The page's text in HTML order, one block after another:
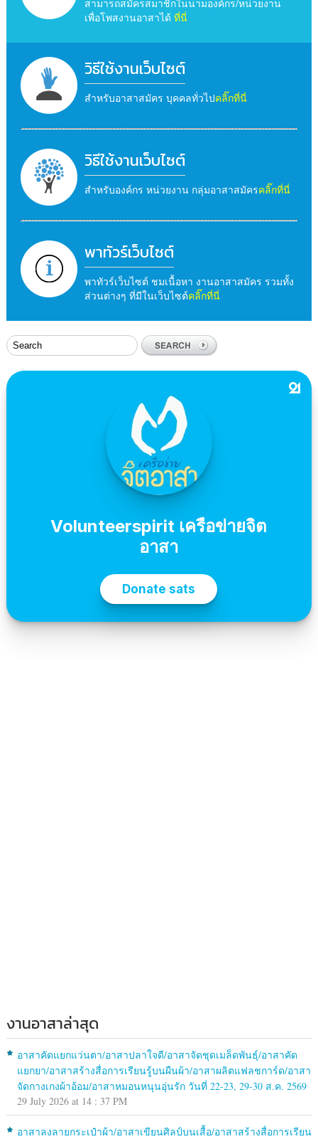
สามารถสมัครสมาชิกในนามองค์กร/หน่วยงาน
เพื่อโพสงานอาสาได้ ที่นี่
วิธีใช้งานเว็บไซต์
สำหรับอาสาสมัคร บุคคลทั่วไปคลิ๊กที่นี่
วิธีใช้งานเว็บไซต์
สำหรับองค์กร หน่วยงาน กลุ่มอาสาสมัครคลิ๊กที่นี่
พาทัวร์เว็บไซต์
พาทัวร์เว็บไซต์ ชมเนื้อหา งานอาสาสมัคร รวมทั้ง
ส่วนต่างๆ ที่มีในเว็บไซต์คลิ๊กที่นี่
งานอาสาล่าสุด
อาสาคัดแยกแว่นตา/อาสาปลาใจดี/อาสาจัดชุดเมล็ดพันธุ์/อาสาคัด
แยกยา/อาสาสร้างสื่อการเรียนรู้บนผืนผ้า/อาสาผลิตแฟลชการ์ด/อาสา
จัดกางเกงผ้าอ้อม/อาสาหมอนหนุนอุ่นรัก วันที่ 22-23, 29-30 ส.ค. 2569
29 July 2026 at 14 : 37 PM
อาสาลงลายกระเป๋าผ้า/อาสาเขียนศิลป์บนเสื้อ/อาสาสร้างสื่อการเรียน